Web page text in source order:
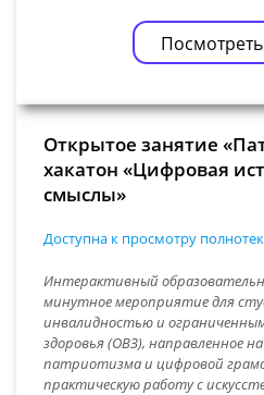
Открытое занятие
хакатон «Цифровая
смыслы»
Доступна к просмотру
Интерактивный
минутное мероприятие для
инвалидностью и
здоровья (ОВЗ), направленное
патриотизма и цифровой
практическую работу с